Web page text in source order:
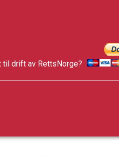
til drift av RettsNorge?